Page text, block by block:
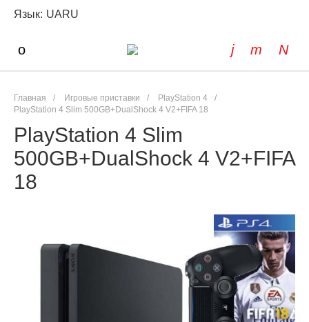
Язык: UARU
Главная / Игровые приставки / PlayStation 4
/
PlayStation 4 Slim 500GB+DualShock 4 V2+FIFA 18
PlayStation 4 Slim
500GB+DualShock 4 V2+FIFA
18